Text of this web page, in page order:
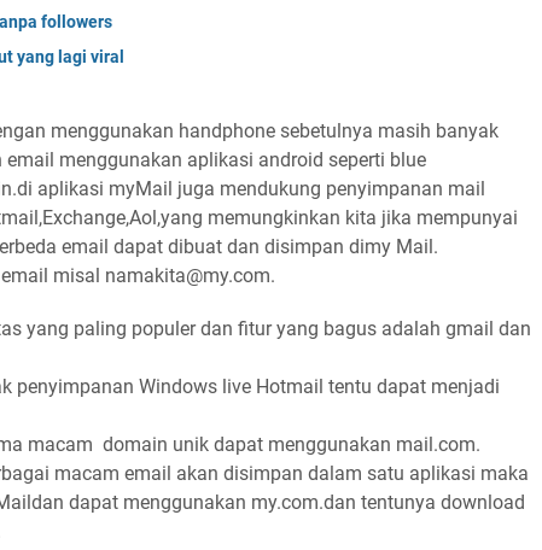
followers
yang lagi viral
menggunakan handphone sebetulnya masih banyak
menggunakan aplikasi android seperti blue
aplikasi myMail juga mendukung penyimpanan mail
memungkinkan kita jika mempunyai
email dapat dibuat dan disimpan dimy Mail.
misal namakita@my.com.
yang paling populer dan fitur yang bagus adalah gmail dan
penyimpanan Windows live Hotmail tentu dapat menjadi
macam domain unik dapat menggunakan mail.com.
macam email akan disimpan dalam satu aplikasi maka
dapat menggunakan my.com.dan tentunya download